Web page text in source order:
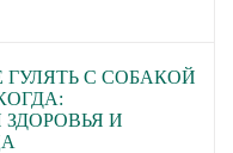
ГУЛЯТЬ С СОБАКОЙ
И